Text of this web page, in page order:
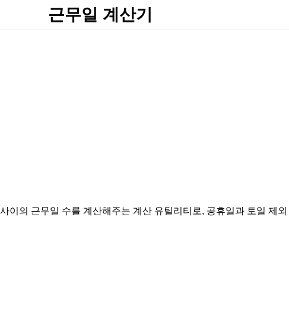
근무일 계산기
이의 근무일 수를 계산해주는 계산 유틸리티로, 공휴일과 토일 제